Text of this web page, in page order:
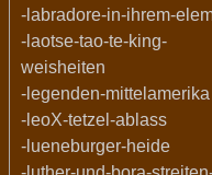
-labradore-in-ihrem-
-laotse-tao-te-king-
weisheiten
-legenden-mittelamerika
-leoX-tetzel-ablass
-lueneburger-heide